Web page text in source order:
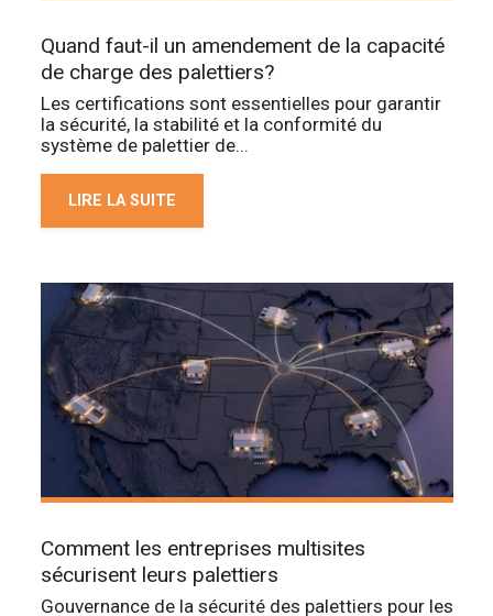
Quand faut-il un amendement de la capacité
de charge des palettiers?
Les certifications sont essentielles pour garantir
la sécurité, la stabilité et la conformité du
système de palettier de...
LIRE LA SUITE
Comment les entreprises multisites
sécurisent leurs palettiers
Gouvernance de la sécurité des palettiers pour les